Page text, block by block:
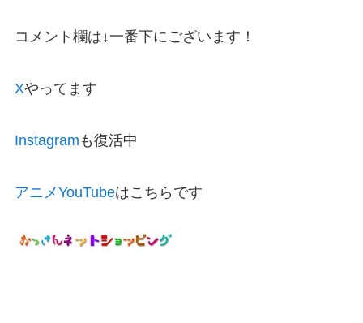
コメント欄は↓一番下にございます！
Xやってます
Instagram も復活中
アニメYouTubeはこちらです